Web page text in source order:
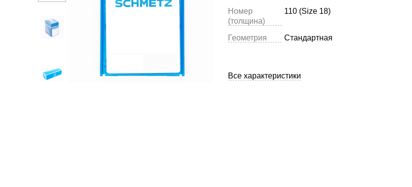
Номер
(толщина)
110 (Size 18)
Геометрия Стандартная
Все характеристики